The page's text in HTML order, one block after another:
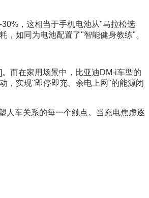
，这相当于手机电池从"马拉松选
如同为电池配置了"智能健身教练"。
而在家用场景中，比亚迪DM-i车型的
，实现"即停即充、余电上网"的能源闭
人车关系的每一个触点。当充电焦虑逐